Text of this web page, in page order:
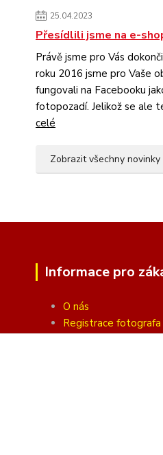
25.04.2023
Přesídlili jsme na e-
Právě jsme pro Vás
roku 2016 jsme pro Vaše
fungovali na Facebooku
fotopozadí. Jelikož se ale
celé
Zobrazit všechny novinky
Informace pro
O nás
Registrace fotografa